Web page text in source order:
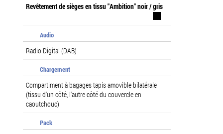
Revêtement de sièges en tissu "Ambition" noir / gris
Audio
Radio Digital (DAB)
Chargement
Compartiment à bagages tapis amovible bilatérale
(tissu d'un côté, l'autre côté du couvercle en
caoutchouc)
Pack